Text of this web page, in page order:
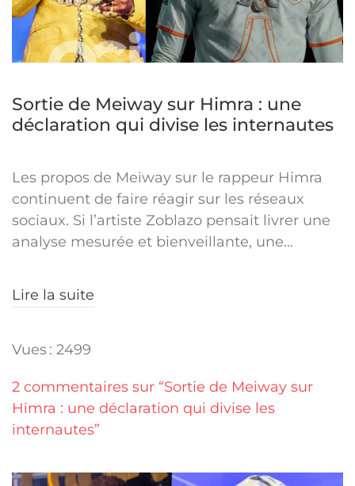
Sortie de Meiway sur Himra : une
déclaration qui divise les internautes
Les propos de Meiway sur le rappeur Himra
continuent de faire réagir sur les réseaux
sociaux. Si l’artiste Zoblazo pensait livrer une
analyse mesurée et bienveillante, une...
Lire la suite
Vues : 2499
2 commentaires sur “Sortie de Meiway sur
Himra : une déclaration qui divise les
internautes”